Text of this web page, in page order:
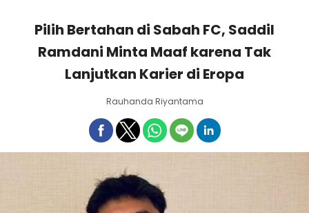
Pilih Bertahan di Sabah FC, Saddil
Ramdani Minta Maaf karena Tak
Lanjutkan Karier di Eropa
Rauhanda Riyantama